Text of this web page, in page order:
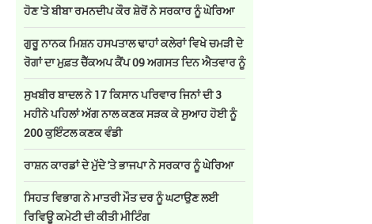
ਹੋਣ 'ਤੇ ਬੀਬਾ ਰਮਨਦੀਪ ਕੌਰ ਸ਼ੇਰੋਂ ਨੇ ਸਰਕਾਰ ਨੂੰ ਘੇਰਿਆ
ਗੁਰੂ ਨਾਨਕ ਮਿਸ਼ਨ ਹਸਪਤਾਲ ਢਾਹਾਂ ਕਲੇਰਾਂ ਵਿਖੇ ਚਮੜੀ ਦੇ
ਰੋਗਾਂ ਦਾ ਮੁਫ਼ਤ ਚੈੱਕਅਪ ਕੈਂਪ 09 ਅਗਸਤ ਦਿਨ ਐਤਵਾਰ ਨੂੰ
ਸੁਖਬੀਰ ਬਾਦਲ ਨੇ 17 ਕਿਸਾਨ ਪਰਿਵਾਰ ਜਿਨਾਂ ਦੀ 3
ਮਹੀਨੇ ਪਹਿਲਾਂ ਅੱਗ ਨਾਲ ਕਣਕ ਸੜਕ ਕੇ ਸੁਆਹ ਹੋਈ ਨੂੰ
200 ਕੁਇੰਟਲ ਕਣਕ ਵੰਡੀ
ਰਾਸ਼ਨ ਕਾਰਡਾਂ ਦੇ ਮੁੱਦੇ 'ਤੇ ਭਾਜਪਾ ਨੇ ਸਰਕਾਰ ਨੂੰ ਘੇਰਿਆ
ਸਿਹਤ ਵਿਭਾਗ ਨੇ ਮਾਤਰੀ ਮੌਤ ਦਰ ਨੂੰ ਘਟਾਉਣ ਲਈ
ਰਿਵਿਊ ਕਮੇਟੀ ਦੀ ਕੀਤੀ ਮੀਟਿੰਗ